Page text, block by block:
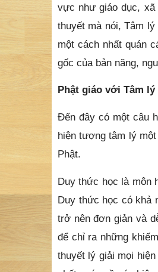
vực như giáo dục,
thuyết mà nói, Tâm
một cách nhất quán
gốc của bản năng,
Phật giáo với Tâm lý
Đến đây có một câu
hiện tượng tâm lý
Phật.
Duy thức học là môn
Duy thức học có khả
trở nên đơn giản và
để chỉ ra những
thuyết lý giải mọi